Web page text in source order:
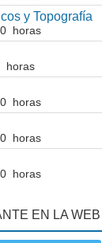
y Topografía
horas
horas
horas
horas
horas
EN LA WEB